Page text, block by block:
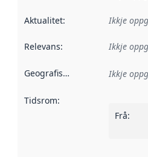
Aktualitet: Ikkje
Relevans: Ikkje
Geografisk område Ikkje
Tidsrom:
Frå: